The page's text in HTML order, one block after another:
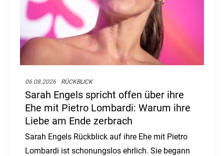
06.08.2026 RÜCKBLICK
Sarah Engels spricht offen über ihre
Ehe mit Pietro Lombardi: Warum ihre
Liebe am Ende zerbrach
Sarah Engels Rückblick auf ihre Ehe mit Pietro
Lombardi ist schonungslos ehrlich. Sie begann